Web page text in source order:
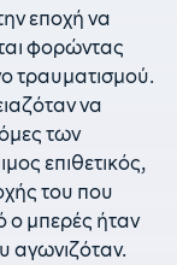
εποχή να
φορώντας
τραυματισμού.
να
των
επιθετικός,
του που
ο μπερές ήταν
αγωνιζόταν.